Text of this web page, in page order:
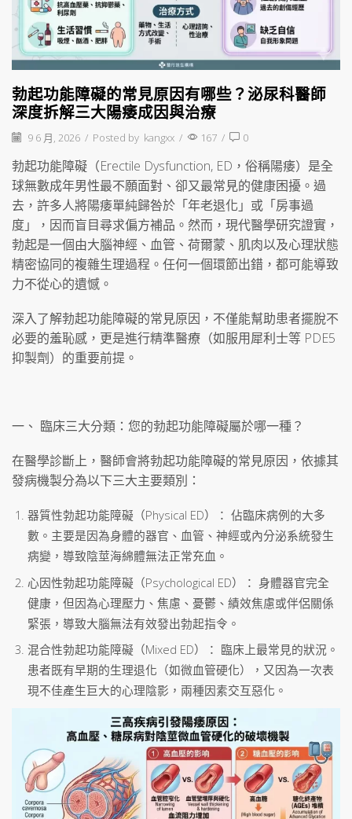
勃起功能障礙的常見原因有哪些？泌尿科醫師
深度拆解三大陽痿成因與治療
9 6 月, 2026 / Posted by kangxx / 167 / 0
勃起功能障礙（Erectile Dysfunction, ED，俗稱陽痿）是全
球無數成年男性最不願面對、卻又最常見的健康困擾。過
去，許多人將陽痿單純歸咎於「年老退化」或「房事過
度」，因而盲目尋求偏方補品。然而，現代醫學研究證實，
勃起是一個由大腦神經、血管、荷爾蒙、肌肉以及心理狀態
精密協同的複雜生理過程。任何一個環節出錯，都可能導致
力不從心的遺憾。
深入了解勃起功能障礙的常見原因，不僅能幫助患者擺脫不
必要的羞恥感，更是進行精準醫療（如服用犀利士等 PDE5
抑製劑）的重要前提。
一、 臨床三大分類：您的勃起功能障礙屬於哪一種？
在醫學診斷上，醫師會將勃起功能障礙的常見原因，依據其
發病機製分為以下三大主要類別：
器質性勃起功能障礙（Physical ED）： 佔臨床病例的大多
數。主要是因為身體的器官、血管、神經或內分泌系統發生
病變，導致陰莖海綿體無法正常充血。
心因性勃起功能障礙（Psychological ED）： 身體器官完全
健康，但因為心理壓力、焦慮、憂鬱、績效焦慮或伴侶關係
緊張，導致大腦無法有效發出勃起指令。
混合性勃起功能障礙（Mixed ED）： 臨床上最常見的狀況。
患者既有早期的生理退化（如微血管硬化），又因為一次表
現不佳產生巨大的心理陰影，兩種因素交互惡化。